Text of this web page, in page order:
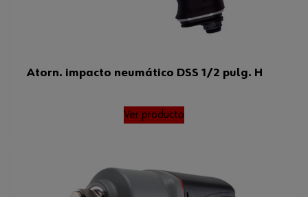
Atorn. impacto neumático DSS 1/2 pulg. H
Ver producto